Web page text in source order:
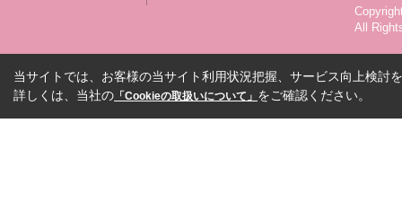
All
当サイトでは、お客様の当サイト利用状況把握、サービス向上検討
詳しくは、当社の 「Cookieの取扱いについて」 をご確認ください。